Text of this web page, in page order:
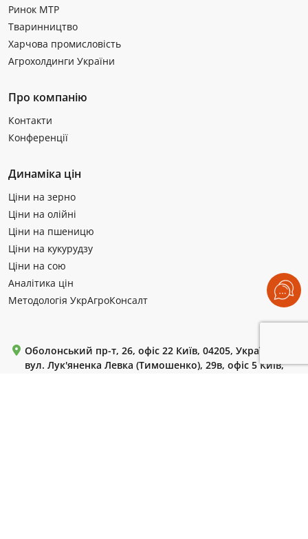
Ринок МТР
Тваринництво
Харчова промисловість
Агрохолдинги України
Про компанію
Контакти
Конференції
Динаміка цін
Ціни на зерно
Ціни на олійні
Ціни на пшеницю
Ціни на кукурудзу
Ціни на сою
Аналітика цін
Методологія УкрАгроКонсалт
Оболонський пр-т, 26, офіс 22 Київ, 04205, Україна
вул. Лук'яненка Левка (Тимошенко), 29в, офіс 5 Київ,